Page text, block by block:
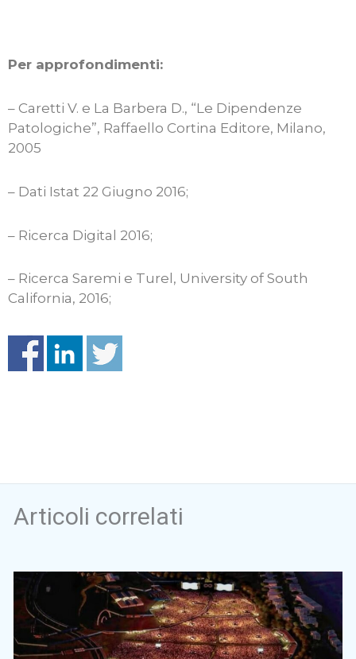
Per approfondimenti:
– Caretti V. e La Barbera D., “Le Dipendenze
Patologiche”, Raffaello Cortina Editore, Milano,
2005
– Dati Istat 22 Giugno 2016;
– Ricerca Digital 2016;
– Ricerca Saremi e Turel, University of South
California, 2016;
Articoli correlati